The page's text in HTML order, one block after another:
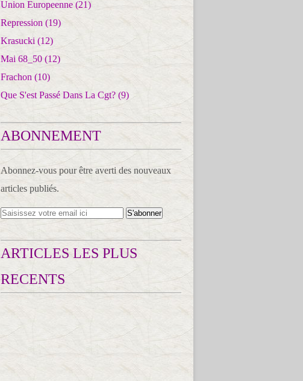
Union Europeenne (21)
Repression (19)
Krasucki (12)
Mai 68_50 (12)
Frachon (10)
Que S'est Passé Dans La Cgt? (9)
ABONNEMENT
Abonnez-vous pour être averti des nouveaux
articles publiés.
ARTICLES LES PLUS
RECENTS